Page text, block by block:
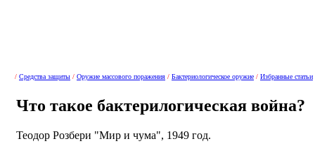
/ Средства защиты / Оружие массового поражения / Бактериологическое оружие / Избранные статьи
Что такое бактерилогическая война?
Теодор Розбери "Мир и чума", 1949 год.